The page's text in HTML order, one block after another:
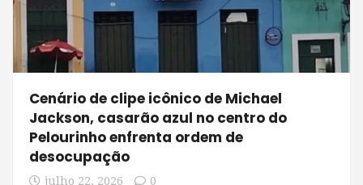
Cenário de clipe icônico de Michael
Jackson, casarão azul no centro do
Pelourinho enfrenta ordem de
desocupação
julho 22, 2026 0